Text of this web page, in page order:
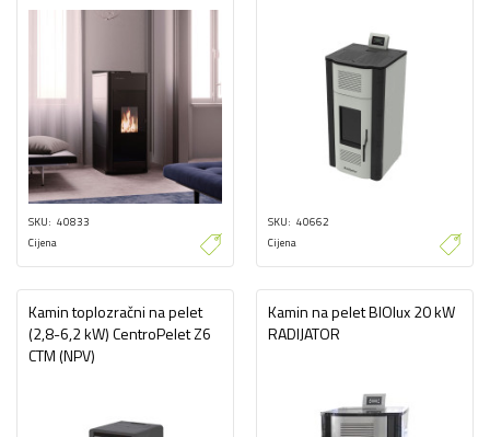
SKU 40833
Cijena
SKU 40662
Cijena
Kamin toplozračni na pelet
(2,8-6,2 kW) CentroPelet Z6
CTM (NPV)
Kamin na pelet BIOlux 20 kW
RADIJATOR